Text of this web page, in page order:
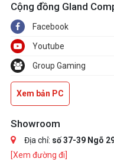
Cộng đồng Gland
Facebook
Youtube
Group Gaming
Xem bản PC
Showroom
Địa chỉ: số 37-39 Ngõ
[Xem đường đi]